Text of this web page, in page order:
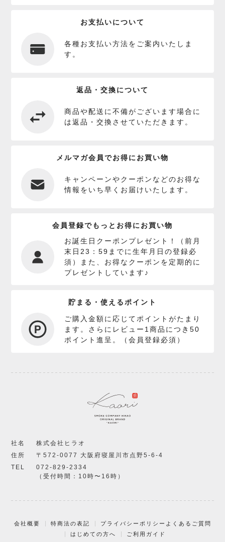
お支払いについて
各種お支払い方法をご案内いたしま
す。
返品・交換について
商品や配送に不備がございます場合に
は返品・交換させていただきます。
メルマガ会員でお得にお買い物
キャンペーンやクーポンなどのお得な
情報をいち早くお届けいたします。
会員登録でもっとお得にお買い物
お誕生日クーポンプレゼント！（前月
末日23：59までに生年月日の登録必
須）また、お得なクーポンを定期的に
プレゼントしています♪
貯まる・使えるポイント
ご購入金額に応じてポイントがたまり
ます。さらにレビュー1商品につき50
ポイント進呈。（会員登録必須）
社名
株式会社ヒラオ
住所
〒572-0077 大阪府寝屋川市点野5-6-4
TEL
072-829-2334
（受付時間：10時〜16時）
会社概要 特商法の表記 プライバシーポリシー よくあるご質問
はじめての方へ
ご利用ガイド